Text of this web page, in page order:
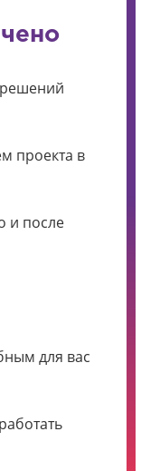
проекта в
и после
для вас